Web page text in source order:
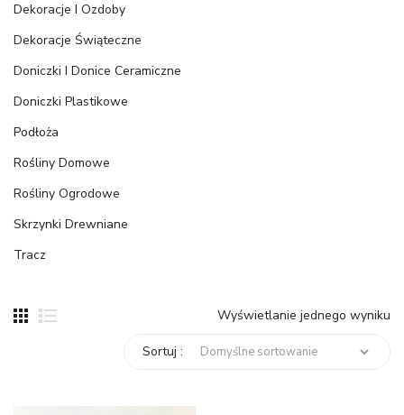
Dekoracje I Ozdoby
Dekoracje Świąteczne
Doniczki I Donice Ceramiczne
Doniczki Plastikowe
Podłoża
Rośliny Domowe
Rośliny Ogrodowe
Skrzynki Drewniane
Tracz
Wyświetlanie jednego wyniku
Sortuj :